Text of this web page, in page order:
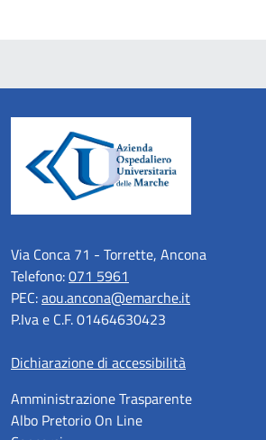
Via Conca 71 - Torrette, Ancona
Telefono:071 5961
PEC:aou.ancona@emarche.it
P.Iva e C.F. 01464630423
Dichiarazione di accessibilità
Amministrazione Trasparente
Albo Pretorio On Line